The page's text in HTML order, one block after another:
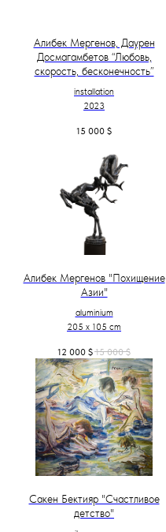
Алибек Мергенов, Даурен
Досмагамбетов “Любовь,
скорость, бесконечность”
installation
2023
15 000 $
Алибек Мергенов "Похищение
Азии"
aluminium
205 x 105 cm
12 000 $ 15 000 $
Сакен Бектияр "Счастливое
детство"